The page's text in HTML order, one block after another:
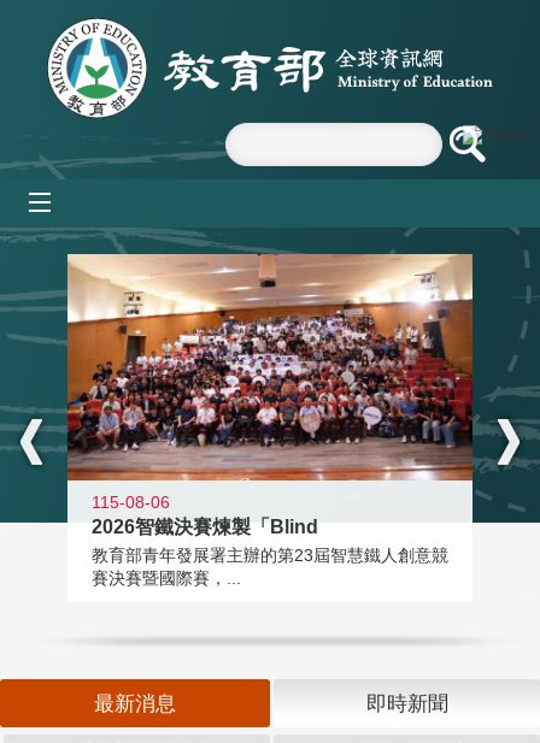
跳到主要內容區塊
:::
115-08-06
2026智鐵決賽煉製「Blind
教育部青年發展署主辦的第23屆智慧鐵人創意競
賽決賽暨國際賽，...
最新消息 即時新聞